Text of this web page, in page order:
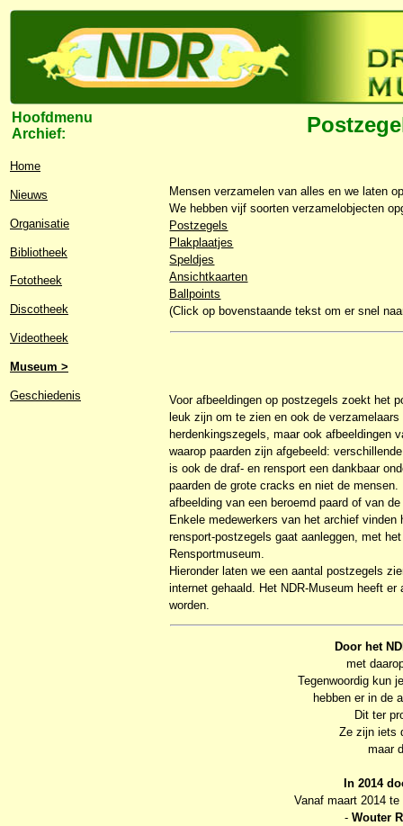
Hoofdmenu
Archief:
Home
Nieuws
Organisatie
Bibliotheek
Fototheek
Discotheek
Videotheek
Museum >
Geschiedenis
Mensen verzamelen van alles en we laten
We hebben vijf soorten verzamelobjecten
Postzegels
Plakplaatjes
Speldjes
Ansichtkaarten
Ballpoints
(Click op bovenstaande tekst om er snel
Voor afbeeldingen op postzegels zoekt het
leuk zijn om te zien en ook de
herdenkingszegels, maar ook afbeeldingen
waarop paarden zijn afgebeeld:
is ook de draf- en rensport een dankbaar
paarden de grote cracks en niet de
afbeelding van een beroemd paard of van
Enkele medewerkers van het archief
rensport-postzegels gaat aanleggen, met
Rensportmuseum.
Hieronder laten we een aantal postzegels
internet gehaald. Het NDR-Museum heeft
worden.
Door het
met
Tegenwoordig kun
hebben er in de
Dit ter
Ze zijn iets
maar
In 2014
Vanaf maart 2014
- Wouter